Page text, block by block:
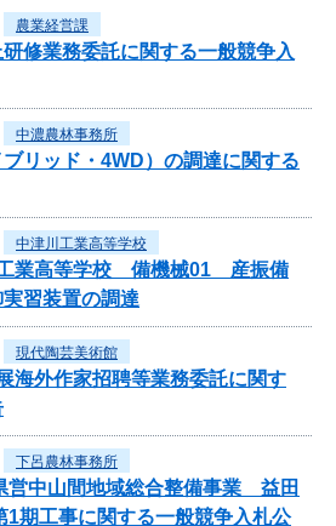
農業経営課
修業務委託に関する一般競争入
中濃農林事務所
リッド・4WD）の調達に関する
中津川工業高等学校
業高等学校 備機械01 産振備
習装置の調達
現代陶芸美術館
海外作家招聘等業務委託に関す
下呂農林事務所
営中山間地域総合整備事業 益田
1期工事に関する一般競争入札公